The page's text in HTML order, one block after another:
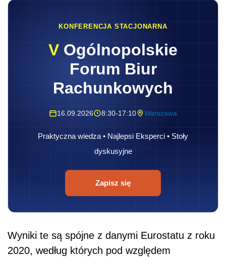
KONFERENCJA STACJONARNA
V Ogólnopolskie
Forum Biur
Rachunkowych
16.09.2026 8:30-17:10 Warszawa
Praktyczna wiedza • Najlepsi Eksperci • Stoły
dyskusyjne
Zapisz się
Wyniki te są spójne z danymi Eurostatu z roku
2020, według których pod względem